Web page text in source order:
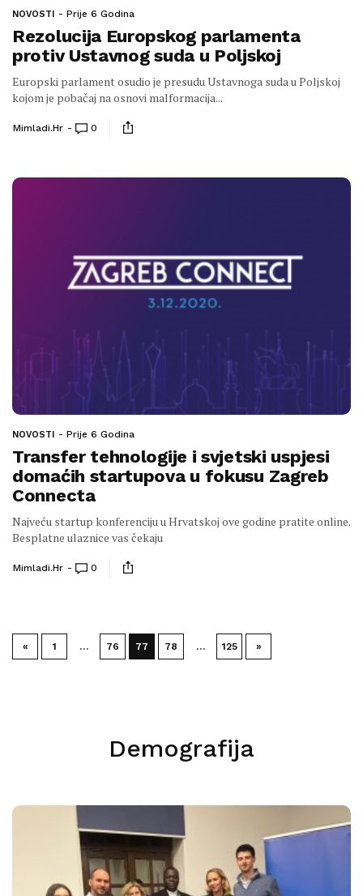
NOVOSTI Prije 6 Godina
Rezolucija Europskog parlamenta
protiv Ustavnog suda u Poljskoj
Europski parlament osudio je presudu Ustavnoga suda u Poljskoj
kojom je pobačaj na osnovi malformacija...
Mimladi.hr 0
NOVOSTI Prije 6 Godina
Transfer tehnologije i svjetski uspjesi
domaćih startupova u fokusu Zagreb
Connecta
Najveću startup konferenciju u Hrvatskoj ove godine pratite online.
Besplatne ulaznice vas čekaju
Mimladi.hr 0
« 1 … 76 77 78 … 125 »
Demografija